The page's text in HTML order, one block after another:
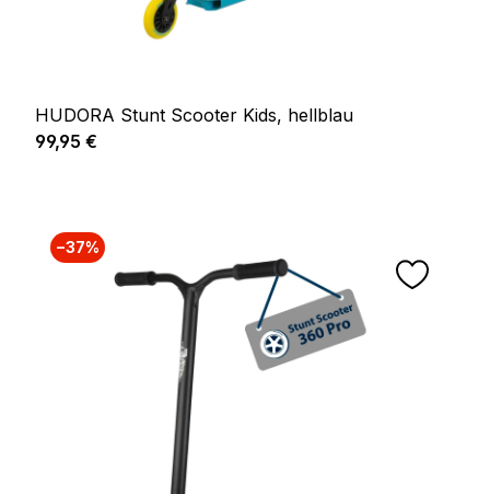
HUDORA Stunt Scooter Kids, hellblau
Regulärer Preis:
99,95 €
−37%